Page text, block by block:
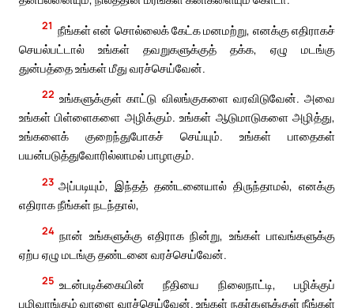
21 நீங்கள் என் சொல்லைக் கேட்க மனமற்று, எனக்கு எதிராகச்
செயல்பட்டால் உங்கள் தவறுகளுக்குத் தக்க, ஏழு மடங்கு
துன்பத்தை உங்கள் மீது வரச்செய்வேன்.
22 உங்களுக்குள் காட்டு விலங்குகளை வரவிடுவேன். அவை
உங்கள் பிள்ளைகளை அழிக்கும். உங்கள் ஆடுமாடுகளை அழித்து,
உங்களைக் குறைந்துபோகச் செய்யும். உங்கள் பாதைகள்
பயன்படுத்துவோரில்லாமல் பாழாகும்.
23 அப்படியும், இந்தத் தண்டனையால் திருந்தாமல், எனக்கு
எதிராக நீங்கள் நடந்தால்,
24 நான் உங்களுக்கு எதிராக நின்று, உங்கள் பாவங்களுக்கு
ஏற்ப ஏழு மடங்கு தண்டனை வரச்செய்வேன்.
25 உடன்படிக்கையின் நீதியை நிலைநாட்டி, பழிக்குப்
பழிவாங்கும் வாளை வரச்செய்வேன். உங்கள் நகர்களுக்குள் நீங்கள்